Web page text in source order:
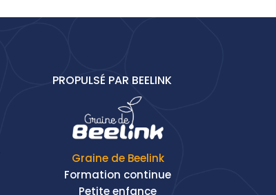
PROPULSÉ PAR BEELINK
Graine de Beelink
Formation continue
Petite enfance